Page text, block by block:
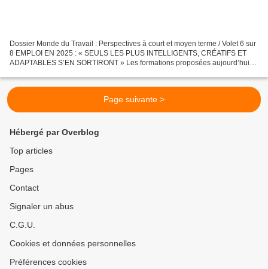
Dossier Monde du Travail : Perspectives à court et moyen terme / Volet 6 sur
8 EMPLOI EN 2025 : « SEULS LES PLUS INTELLIGENTS, CRÉATIFS ET
ADAPTABLES S’EN SORTIRONT » Les formations proposées aujourd’hui
Page suivante >
Hébergé par Overblog
Top articles
Pages
Contact
Signaler un abus
C.G.U.
Cookies et données personnelles
Préférences cookies